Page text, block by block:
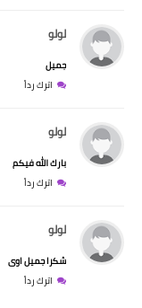
لولو
جميل
اترك رداً
لولو
بارك الله فيكم
اترك رداً
لولو
شكرا جميل اوى
اترك رداً